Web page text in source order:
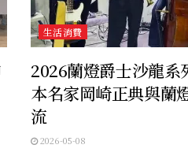
生活消費
2026蘭燈爵士沙龍
本名家岡崎正典與蘭
流
2026-05-08